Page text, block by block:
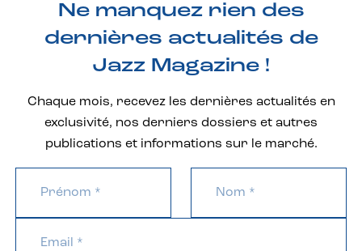
Ne manquez rien des
dernières actualités de
Jazz Magazine !
Chaque mois, recevez les dernières actualités en
exclusivité, nos derniers dossiers et autres
publications et informations sur le marché.